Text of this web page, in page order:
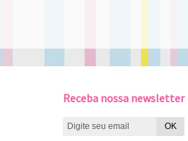
Receba nossa newsletter